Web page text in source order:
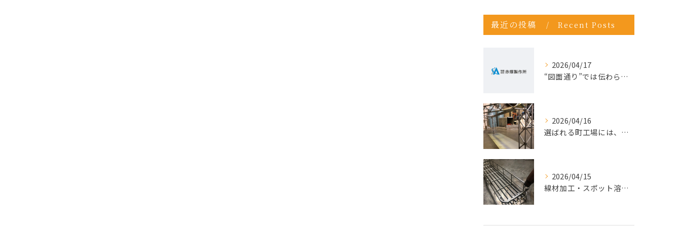
最近の投稿 Recent Posts
2026/04/17
“図面通り”では伝わらない仕事が増えている理由
2026/04/16
選ばれる町工場には、理由がある。今こそ“依頼先の見直し”を。
2026/04/15
線材加工・スポット溶接ならお任せ